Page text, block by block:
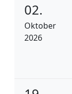
02.
Oktober
2026